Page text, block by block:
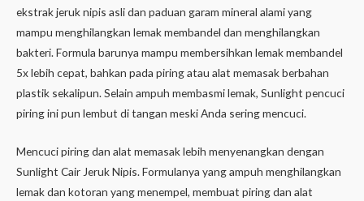
ekstrak jeruk nipis asli dan paduan garam mineral alami yang
mampu menghilangkan lemak membandel dan menghilangkan
bakteri. Formula barunya mampu membersihkan lemak membandel
5x lebih cepat, bahkan pada piring atau alat memasak berbahan
plastik sekalipun. Selain ampuh membasmi lemak, Sunlight pencuci
piring ini pun lembut di tangan meski Anda sering mencuci.
Mencuci piring dan alat memasak lebih menyenangkan dengan
Sunlight Cair Jeruk Nipis. Formulanya yang ampuh menghilangkan
lemak dan kotoran yang menempel, membuat piring dan alat